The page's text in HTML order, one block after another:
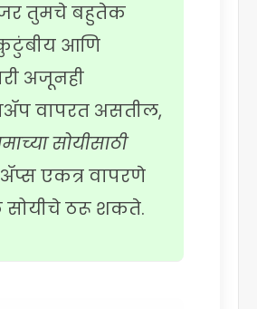
तुमचे बहुतेक
कुटुंबीय आणि
अजूनही
वापरत असतील,
सोयीसाठी
ॲप्स एकत्र वापरणे
सोयीचे ठरू शकते.